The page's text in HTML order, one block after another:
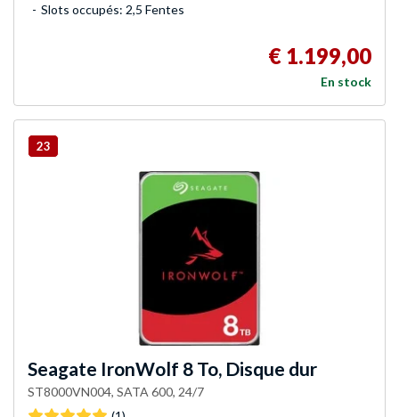
Slots occupés: 2,5 Fentes
€ 1.199,00
En stock
23
Seagate IronWolf 8 To, Disque dur
ST8000VN004, SATA 600, 24/7